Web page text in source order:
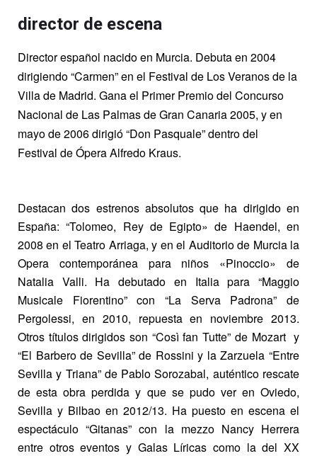
director de escena
Director español nacido en Murcia. Debuta en 2004
dirigiendo “Carmen” en el Festival de Los Veranos de la
Villa de Madrid. Gana el Primer Premio del Concurso
Nacional de Las Palmas de Gran Canaria 2005, y en
mayo de 2006 dirigió “Don Pasquale” dentro del
Festival de Ópera Alfredo Kraus.
Destacan dos estrenos absolutos que ha dirigido en
España: “Tolomeo, Rey de Egipto» de Haendel, en
2008 en el Teatro Arriaga, y en el Auditorio de Murcia la
Opera contemporánea para niños «Pinoccio» de
Natalia Valli. Ha debutado en Italia para “Maggio
Musicale Fiorentino” con “La Serva Padrona” de
Pergolessi, en 2010, repuesta en noviembre 2013.
Otros títulos dirigidos son “Così fan Tutte” de Mozart y
“El Barbero de Sevilla” de Rossini y la Zarzuela “Entre
Sevilla y Triana” de Pablo Sorozabal, auténtico rescate
de esta obra perdida y que se pudo ver en Oviedo,
Sevilla y Bilbao en 2012/13. Ha puesto en escena el
espectáculo “Gitanas” con la mezzo Nancy Herrera
entre otros eventos y Galas Líricas como la del XX